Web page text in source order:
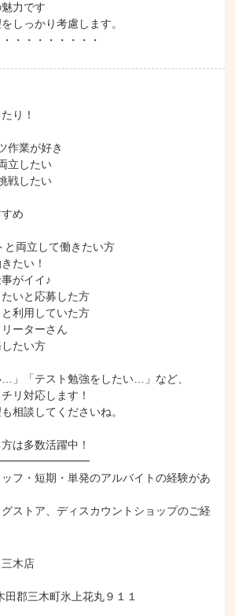
力です
しっかり考慮します。
・・・・・・・・
り！
作業が好き
立したい
戦したい
め
と両立して働きたい方
たい！
がイイ♪
いと応募した方
利用していた方
ーターさん
したい方
…」「テスト勉強をしたい…」など、
リ対応します！
相談してくださいね。
は多数活躍中！
ッフ・短期・単発のアルバイトの経験があ
グストア、ディスカウントショップのご経
木店
郡三木町氷上花丸９１１